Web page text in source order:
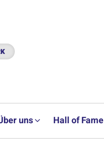
uns Hall of Fame